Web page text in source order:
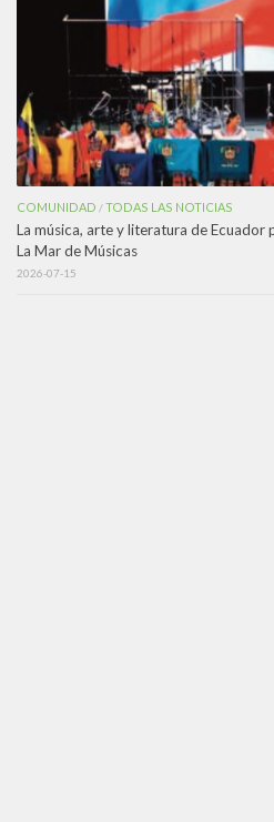
COMUNIDAD /TODAS LAS NOTICIAS
La música, arte y literatura de Ecuador
La Mar de Músicas
2026-07-15